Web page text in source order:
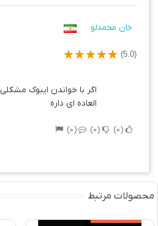
خان محمدلو
(5.0)
اگر با خواندن ایبوک
العاده ای داره
0
0
0
محصولات مرتبط